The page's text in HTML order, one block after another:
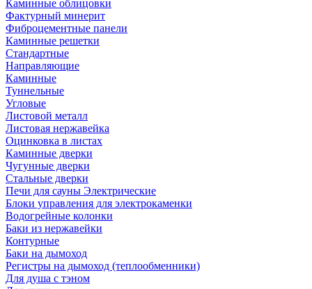
Каминные облицовки
Фактурный минерит
Фиброцементные панели
Каминные решетки
Стандартные
Направляющие
Каминные
Туннельные
Угловые
Листовой металл
Листовая нержавейка
Оцинковка в листах
Каминные дверки
Чугунные дверки
Стальные дверки
Печи для сауны Электрические
Блоки управления для электрокаменки
Водогрейные колонки
Баки из нержавейки
Контурные
Баки на дымоход
Регистры на дымоход (теплообменники)
Для душа с тэном